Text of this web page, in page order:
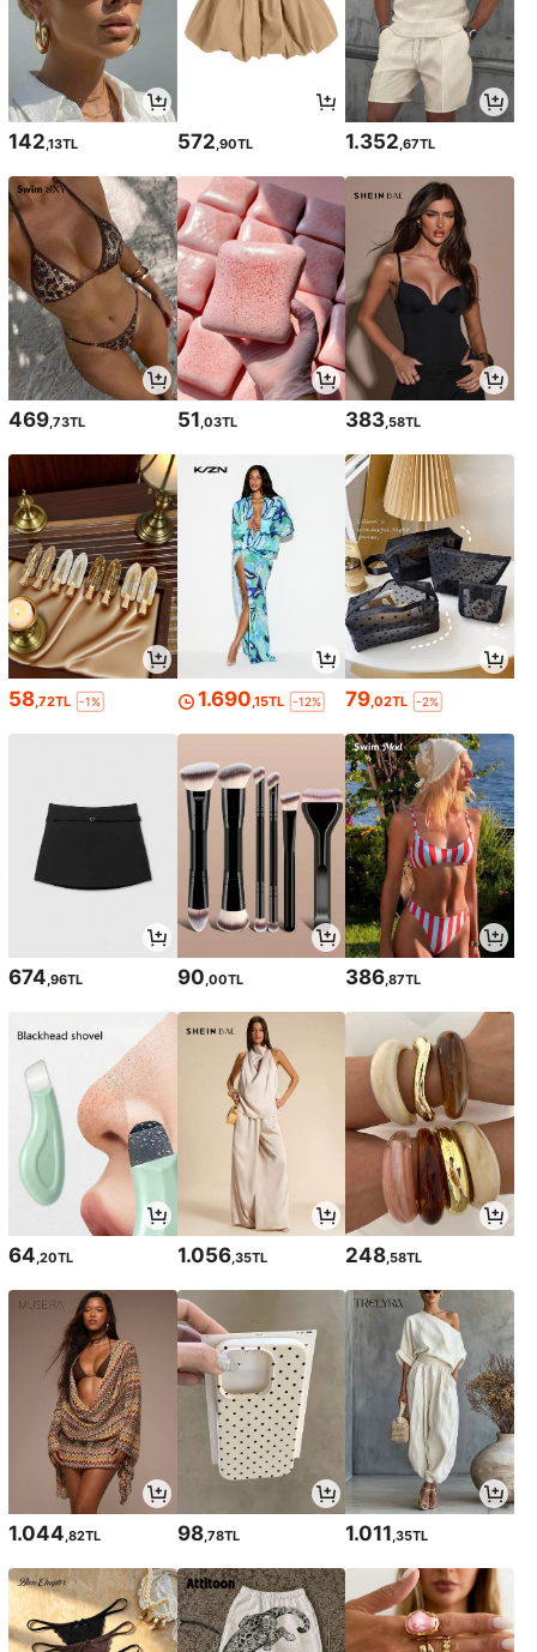
142,13TL 572,90TL 1.352,67TL
469,73TL 51,03TL 383,58TL
58 ,72TL -1% 1.690 ,15TL -12% 79 ,02TL -2%
674 ,96TL 90 ,00TL 386 ,87TL
64,20TL 1.056,35TL 248,58TL
1.044,82TL 98,78TL 1.011,35TL